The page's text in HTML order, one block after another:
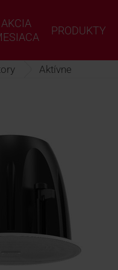
AKCIA
PRODUKTY
Aktívne